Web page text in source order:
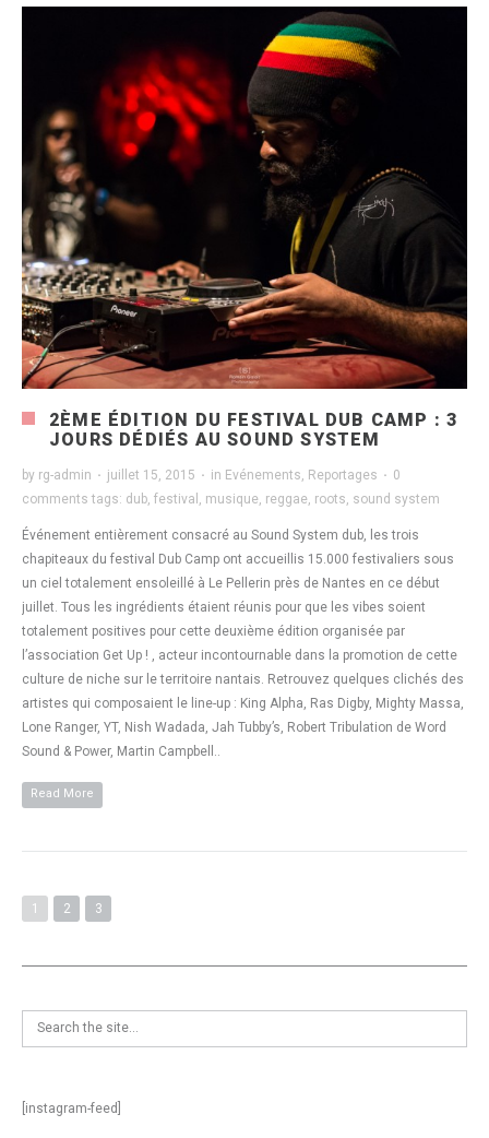
2ÈME ÉDITION DU FESTIVAL DUB CAMP : 3
JOURS DÉDIÉS AU SOUND SYSTEM
by rg-admin · juillet 15, 2015 · in Evénements, Reportages · 0
comments tags: dub, festival , musique, reggae, roots, sound system
Événement entièrement consacré au Sound System dub, les trois
chapiteaux du festival Dub Camp ont accueillis 15.000 festivaliers sous
un ciel totalement ensoleillé à Le Pellerin près de Nantes en ce début
juillet. Tous les ingrédients étaient réunis pour que les vibes soient
totalement positives pour cette deuxième édition organisée par
l’association Get Up ! , acteur incontournable dans la promotion de cette
culture de niche sur le territoire nantais. Retrouvez quelques clichés des
artistes qui composaient le line-up : King Alpha, Ras Digby, Mighty Massa,
Lone Ranger, YT, Nish Wadada, Jah Tubby’s, Robert Tribulation de Word
Sound & Power, Martin Campbell..
Read More
1 2 3
[instagram-feed]